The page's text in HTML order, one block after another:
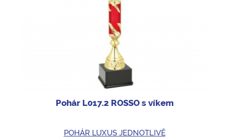
Pohár L017.2 ROSSO s víkem
POHÁR LUXUS JEDNOTLIVĚ